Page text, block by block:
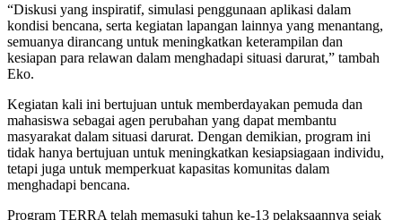
“Diskusi yang inspiratif, simulasi penggunaan aplikasi dalam
kondisi bencana, serta kegiatan lapangan lainnya yang menantang,
semuanya dirancang untuk meningkatkan keterampilan dan
kesiapan para relawan dalam menghadapi situasi darurat,” tambah
Eko.
Kegiatan kali ini bertujuan untuk memberdayakan pemuda dan
mahasiswa sebagai agen perubahan yang dapat membantu
masyarakat dalam situasi darurat. Dengan demikian, program ini
tidak hanya bertujuan untuk meningkatkan kesiapsiagaan individu,
tetapi juga untuk memperkuat kapasitas komunitas dalam
menghadapi bencana.
Program TERRA telah memasuki tahun ke-13 pelaksaannya sejak